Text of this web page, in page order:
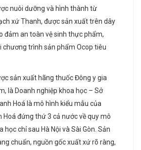
nuôi dưỡng và hình thành từ
xứ Thanh, được sản xuất trên dây
đảm an toàn vệ sinh thực phẩm,
chương trình sản phẩm Ocop tiêu
sản xuất hãng thuốc Đông y gia
là Doanh nghiệp khoa học – Sở
Hoá là mô hình kiểu mẫu của
Hoá đứng thứ 3 cả nước về quy mô
học chỉ sau Hà Nội và Sài Gòn. Sản
chuẩn, nguồn gốc xuất xứ rõ ràng,